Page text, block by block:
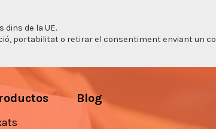
de la UE.
portabilitat o retirar el consentiment enviant un
Blog